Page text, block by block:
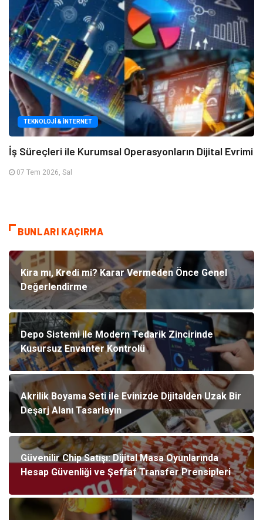
TEKNOLOJI & İNTERNET
İş Süreçleri ile Kurumsal Operasyonların Dijital Evrimi
07 Tem 2026, Sal
BUNLARI KAÇIRMA
Kira mı, Kredi mi? Karar Vermeden Önce Genel
Değerlendirme
Depo Sistemi ile Modern Tedarik Zincirinde
Kusursuz Envanter Kontrolü
Akrilik Boyama Seti ile Evinizde Dijitalden Uzak Bir
Deşarj Alanı Tasarlayın
Güvenilir Chip Satışı: Dijital Masa Oyunlarında
Hesap Güvenliği ve Şeffaf Transfer Prensipleri